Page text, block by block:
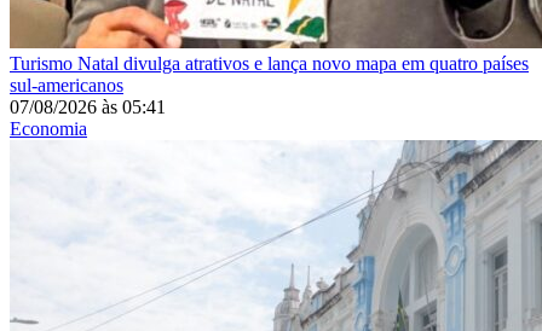
Turismo Natal divulga atrativos e lança novo mapa em quatro países
sul-americanos
07/08/2026 às 05:41
Economia